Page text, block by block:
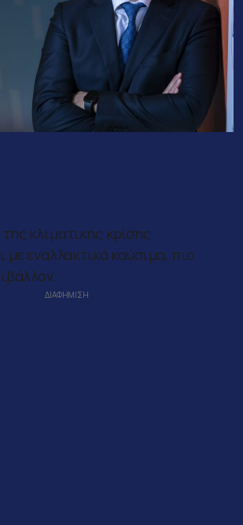
κλιματικής κρίσης
με εναλλακτικά καύσιμα, πιο